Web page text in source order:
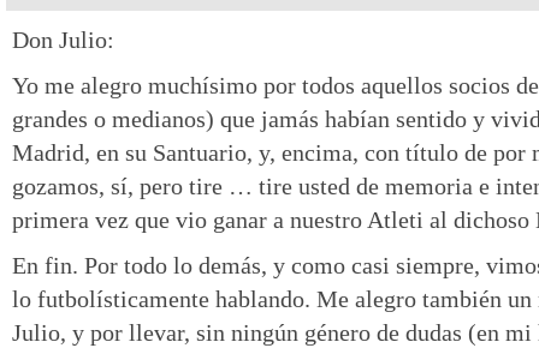
Don Julio:
Yo me alegro muchísimo por todos aquellos socios
grandes o medianos) que jamás habían sentido y
Madrid, en su Santuario, y, encima, con título de por
gozamos, sí, pero tire … tire usted de memoria e
primera vez que vio ganar a nuestro Atleti al dichoso
En fin. Por todo lo demás, y como casi siempre,
lo futbolísticamente hablando. Me alegro también un
Julio, y por llevar, sin ningún género de dudas (en